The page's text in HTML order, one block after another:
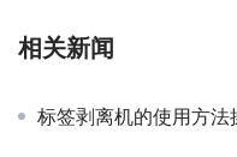
相关新闻
标签剥离机的使用方法